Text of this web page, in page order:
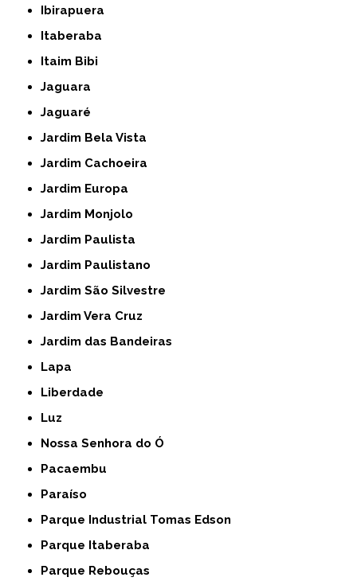
Ibirapuera
Itaberaba
Itaim Bibi
Jaguara
Jaguaré
Jardim Bela Vista
Jardim Cachoeira
Jardim Europa
Jardim Monjolo
Jardim Paulista
Jardim Paulistano
Jardim São Silvestre
Jardim Vera Cruz
Jardim das Bandeiras
Lapa
Liberdade
Luz
Nossa Senhora do Ó
Pacaembu
Paraíso
Parque Industrial Tomas Edson
Parque Itaberaba
Parque Rebouças